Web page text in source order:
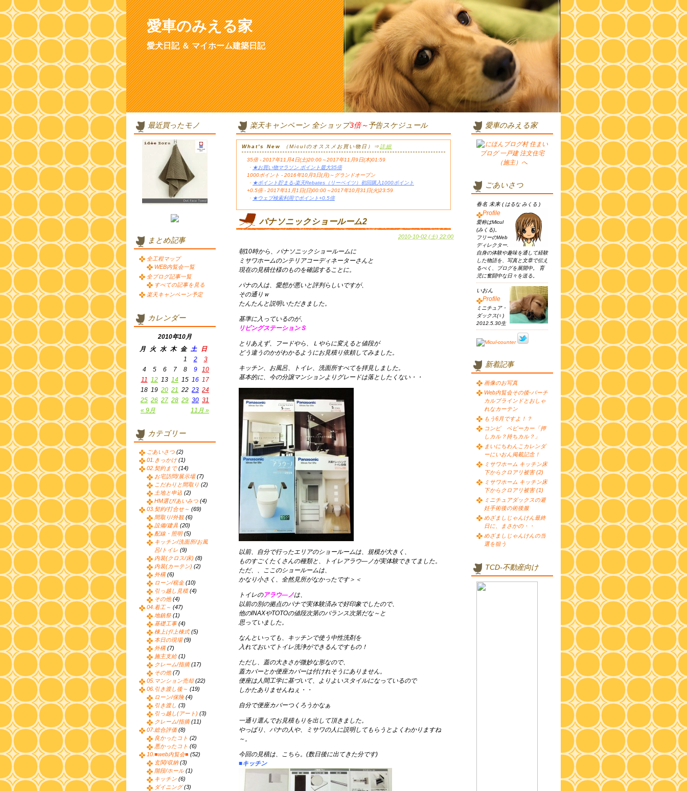
愛車のみえる家
愛犬日記 ＆ マイホーム建築日記
楽天キャンペーン 全ショップ3倍～予告スケジュール
What's New （Miculのオススメお買い物日）⇒詳細
35倍 - 2017年11月4日(土)20:00～2017年11月9日(木)01:59
・ ★お買い物マラソン ポイント最大35倍
1000ポイント - 2016年10月3日(月)～グランドオープン
・ ★ポイント貯まる-楽天Rebates（リーベイツ）初回購入1000ポイント
+0.5倍 - 2017年11月1日(日)00:00～2017年10月31日(火)23:59
・ ★ウェブ検索利用でポイント+0.5倍
パナソニックショールーム2
2010-10-02 (土) 22:00
朝10時から、パナソニックショールームに
ミサワホームのンテリアコーディネーターさんと
現在の見積仕様のものを確認することに。
パナの人は、愛想が悪いと評判らしいですが、
その通りｗ
たんたんと説明いただきました。
基準に入っているのが、
リビングステーションＳ
とりあえず、フードやら、Ｌやらに変えると値段が
どう違うのかがわかるようにお見積り依頼してみました。
キッチン、お風呂、トイレ、洗面所すべてを拝見しました。
基本的に、今の分譲マンションよりグレードは落としたくない・・
以前、自分で行ったエリアのショールームは、規模が大きく、
ものすごくたくさんの種類と、トイレアラウ―ノが実体験できてました。
ただ、、ここのショールームは、
かなり小さく、全然見所がなかったです＞＜
トイレのアラウ―ノは、
以前の別の拠点のパナで実体験済みで好印象でしたので、
他のINAXやTOTOの値段次第のバランス次第だな～と
思っていました。
なんといっても、キッチンで使う中性洗剤を
入れておいてトイレ洗浄ができるんですもの！
ただし、蓋の大きさが微妙な形なので、
蓋カバーとか便座カバーは付けれそうにありません。
便座は人間工学に基づいて、よりよいスタイルになっているので
しかたありませんねぇ・・
自分で便座カバーつくろうかなぁ
一通り選んでお見積もりを出して頂きました。
やっぱり、パナの人や、ミサワの人に説明してもらうとよくわかりますね
～。
今回の見積は、こちら。(数日後に出てきた分です)
■キッチン
最近買ったモノ
まとめ記事
全工程マップ
WEB内覧会一覧
全ブログ記事一覧
すべての記事を見る
楽天キャンペーン予定
カレンダー
2010年10月
月
火 水 木 金 土 日
« 9月 11月 »
1 2
3
4
5 6 7 8 9
10
11 12 13 14 15 16 17
18 19 20 21 22 23 24
25 26 27 28 29 30 31
カテゴリー
ごあいさつ (2)
01.きっかけ (1)
02.契約まで(14)
お宅訪問/展示場(7)
こだわりと間取り (2)
土地と申込 (2)
HM選び/あいみつ (4)
03.契約/打合せ～ (69)
間取り/外観 (6)
設備/建具 (20)
配線・照明(5)
キッチン/洗面所/お風
呂/トイレ (9)
内装(クロス/床) (8)
内装(カーテン) (2)
外構(6)
ローン/税金(10)
引っ越し見積(4)
その他 (4)
04.着工～ (47)
地鎮祭 (1)
基礎工事(4)
棟上げ/上棟式(5)
本日の現場(9)
外構(7)
施主支給(1)
クレーム/指摘(17)
その他 (7)
05.マンション売却(22)
06.引き渡し後～ (19)
ローン/保険(4)
引き渡し (3)
引っ越し(アート) (3)
クレーム/指摘(11)
07.総合評価(8)
良かったコト (2)
悪かったコト (6)
10.■web内覧会■ (52)
玄関/収納(3)
階段/ホール(1)
キッチン (6)
ダイニング(3)
愛車のみえる家
ごあいさつ
春名 未来 ( はるな みくる )
Profile
愛称はMicul
(みくる)。
フリーのWeb
ディレクター.
自身の体験や趣味を通して経験
した物語を、写真と文章で伝え
るべく、ブログを展開中。 育
児に奮闘中な日々を送る。
いおん
Profile
ミニチュア・
ダックス(♀)
2012.5.30生
新着記事
画像のお写真
Web内覧会その後-バーチ
カルブラインドとおしゃ
れなカーテン
もう6月ですよ！？
コンビ ベビーカー「押
しカル？持ちカル？」
まいにちわんこカレンダ
ーにいおん掲載記念！
ミサワホーム キッチン床
下からクロアリ被害 (2)
ミサワホーム キッチン床
下からクロアリ被害 (1)
ミニチュアダックスの避
妊手術後の術後服
めざましじゃんけん最終
日に、まさかの・・
めざましじゃんけんの当
選を狙う
TCD-不動産向け